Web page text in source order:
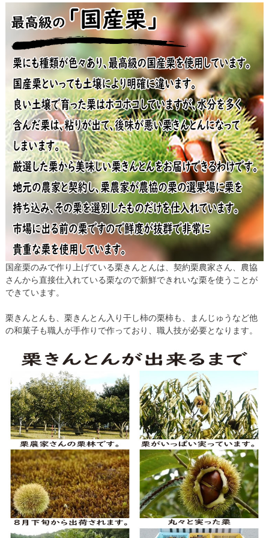
国産栗のみで作り上げている栗きんとんは、契約栗農家さん、農協
さんから直接仕入れている栗なので新鮮できれいな栗を使うことが
できています。
栗きんとんも、栗きんとん入り干し柿の栗柿も、まんじゅうなど他
の和菓子も職人が手作りで作っており、職人技が必要となります。